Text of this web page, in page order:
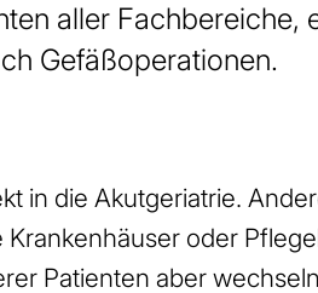
aller Fachbereiche,
Gefäßoperationen.
in die Akutgeriatrie.
oder
Patienten aber